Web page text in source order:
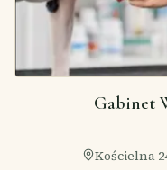
Gabinet
Kościelna